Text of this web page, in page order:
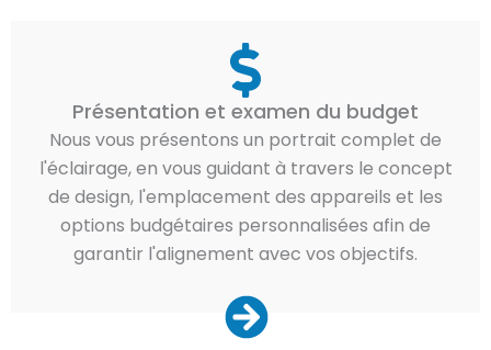
Présentation et examen du budget
Nous vous présentons un portrait complet de
l'éclairage, en vous guidant à travers le concept
de design, l'emplacement des appareils et les
options budgétaires personnalisées afin de
garantir l'alignement avec vos objectifs.